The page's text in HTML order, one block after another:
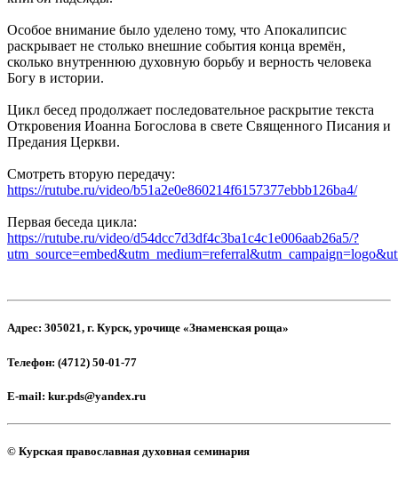
Особое внимание было уделено тому, что Апокалипсис
раскрывает не столько внешние события конца времён,
сколько внутреннюю духовную борьбу и верность человека
Богу в истории.
Цикл бесед продолжает последовательное раскрытие текста
Откровения Иоанна Богослова в свете Священного Писания и
Предания Церкви.
Смотреть вторую передачу:
https://rutube.ru/video/b51a2e0e860214f6157377ebbb126ba4/
Первая беседа цикла:
https://rutube.ru/video/d54dcc7d3df4c3ba1c4c1e006aab26a5/?
Адрес: 305021, г. Курск, урочище «Знаменская роща»
Телефон: (4712) 50-01-77
E-mail: kur.pds@yandex.ru
© Курская православная духовная семинария